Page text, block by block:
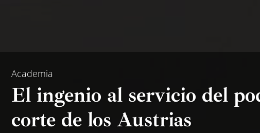
Academia
El ingenio al servicio del
corte de los Austrias